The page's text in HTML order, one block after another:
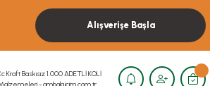
Alışverişe Başla